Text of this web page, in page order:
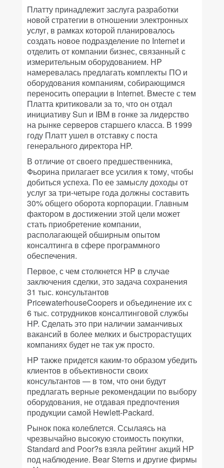
Платту принадлежит заслуга разработки
новой стратегии в отношении электронных
услуг, в рамках которой планировалось
создать новое подразделение по Internet и
отделить от компании бизнес, связанный с
измерительным оборудованием. HP
намеревалась предлагать комплекты ПО и
оборудования компаниям, собирающимся
переносить операции в Internet. Вместе с тем
Платта критиковали за то, что он отдал
инициативу Sun и IBM в гонке за лидерство
на рынке серверов старшего класса. В 1999
году Платт ушел в отставку с поста
генерального директора HP.
В отличие от своего предшественника,
Фьорина прилагает все усилия к тому, чтобы
добиться успеха. По ее замыслу доходы от
услуг за три-четыре года должны составить
30% общего оборота корпорации. Главным
фактором в достижении этой цели может
стать приобретение компании,
располагающей обширным опытом
консалтинга в сфере программного
обеспечения.
Первое, с чем столкнется HP в случае
заключения сделки, это задача сохранения
31 тыс. консультантов
PricewaterhouseCoopers и объединение их с
6 тыс. сотрудников консалтинговой службы
HP. Сделать это при наличии заманчивых
вакансий в более мелких и быстрорастущих
компаниях будет не так уж просто.
HP также придется каким-то образом убедить
клиентов в объективности своих
консультантов — в том, что они будут
предлагать верные рекомендации по выбору
оборудования, не отдавая предпочтения
продукции самой Hewlett-Packard.
Рынок пока колеблется. Ссылаясь на
чрезвычайно высокую стоимость покупки,
Standard and Poor?s взяла рейтинг акций HP
под наблюдение. Bear Sterns и другие фирмы